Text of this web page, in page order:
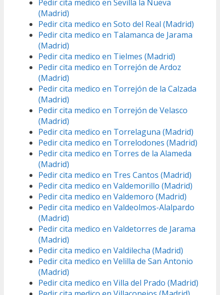
Pedir cita medico en Sevilla la Nueva
(Madrid)
Pedir cita medico en Soto del Real (Madrid)
Pedir cita medico en Talamanca de Jarama
(Madrid)
Pedir cita medico en Tielmes (Madrid)
Pedir cita medico en Torrejón de Ardoz
(Madrid)
Pedir cita medico en Torrejón de la Calzada
(Madrid)
Pedir cita medico en Torrejón de Velasco
(Madrid)
Pedir cita medico en Torrelaguna (Madrid)
Pedir cita medico en Torrelodones (Madrid)
Pedir cita medico en Torres de la Alameda
(Madrid)
Pedir cita medico en Tres Cantos (Madrid)
Pedir cita medico en Valdemorillo (Madrid)
Pedir cita medico en Valdemoro (Madrid)
Pedir cita medico en Valdeolmos-Alalpardo
(Madrid)
Pedir cita medico en Valdetorres de Jarama
(Madrid)
Pedir cita medico en Valdilecha (Madrid)
Pedir cita medico en Velilla de San Antonio
(Madrid)
Pedir cita medico en Villa del Prado (Madrid)